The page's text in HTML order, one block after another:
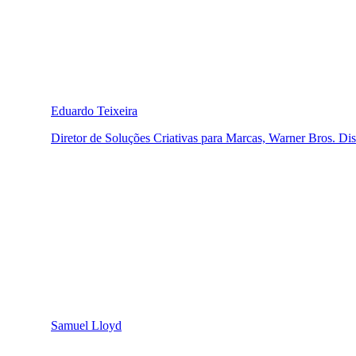
Eduardo Teixeira
Diretor de Soluções Criativas para Marcas, Warner Bros.
Samuel Lloyd